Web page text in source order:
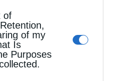
of
of my
Is
Purposes
του λαού του Θεού
λέει:
στην Θεία